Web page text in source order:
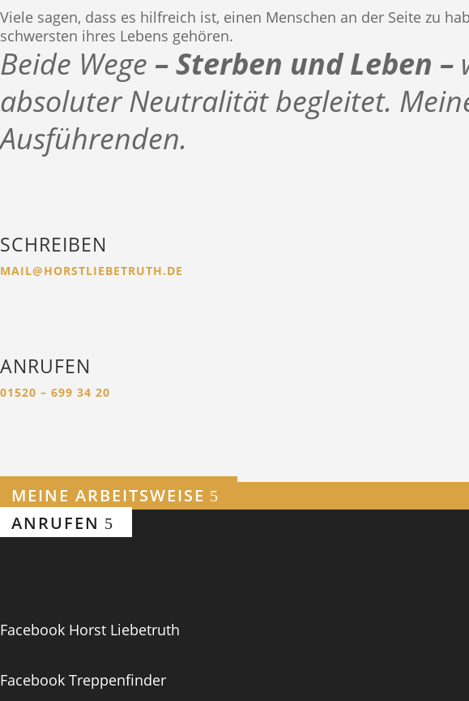
Viele sagen, dass es hilfreich ist, einen Menschen an der Seite zu
schwersten ihres Lebens gehören.
Beide Wege – Sterben und Leben –
absoluter Neutralität begleitet.
Ausführenden.
SCHREIBEN
MAIL@HORSTLIEBETRUTH.DE
ANRUFEN
01520 – 699 34 20
MEINE ARBEITSWEISE
ANRUFEN
Facebook Horst Liebetruth
Facebook Treppenfinder